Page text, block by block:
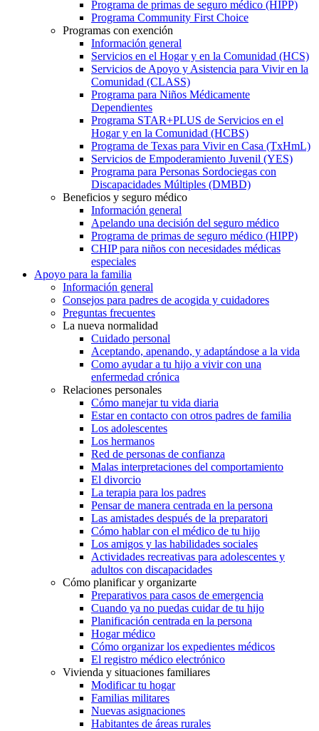
Programa de primas de seguro médico (HIPP)
Programa Community First Choice
Programas con exención
Información general
Servicios en el Hogar y en la Comunidad (HCS)
Servicios de Apoyo y Asistencia para Vivir en la
Comunidad (CLASS)
Programa para Niños Médicamente
Dependientes
Programa STAR+PLUS de Servicios en el
Hogar y en la Comunidad (HCBS)
Programa de Texas para Vivir en Casa (TxHmL)
Servicios de Empoderamiento Juvenil (YES)
Programa para Personas Sordociegas con
Discapacidades Múltiples (DMBD)
Beneficios y seguro médico
Información general
Apelando una decisión del seguro médico
Programa de primas de seguro médico (HIPP)
CHIP para niños con necesidades médicas
especiales
Apoyo para la familia
Información general
Consejos para padres de acogida y cuidadores
Preguntas frecuentes
La nueva normalidad
Cuidado personal
Aceptando, apenando, y adaptándose a la vida
Como ayudar a tu hijo a vivir con una
enfermedad crónica
Relaciones personales
Cómo manejar tu vida diaria
Estar en contacto con otros padres de familia
Los adolescentes
Los hermanos
Red de personas de confianza
Malas interpretaciones del comportamiento
El divorcio
La terapia para los padres
Pensar de manera centrada en la persona
Las amistades después de la preparatori
Cómo hablar con el médico de tu hijo
Los amigos y las habilidades sociales
Actividades recreativas para adolescentes y
adultos con discapacidades
Cómo planificar y organizarte
Preparativos para casos de emergencia
Cuando ya no puedas cuidar de tu hijo
Planificación centrada en la persona
Hogar médico
Cómo organizar los expedientes médicos
El registro médico electrónico
Vivienda y situaciones familiares
Modificar tu hogar
Familias militares
Nuevas asignaciones
Habitantes de áreas rurales